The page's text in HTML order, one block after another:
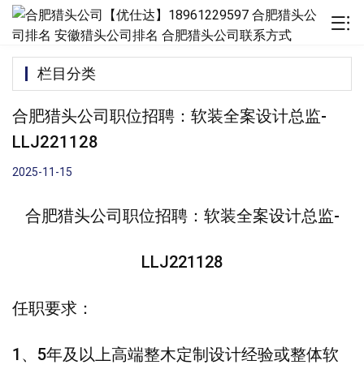
合肥猎头公司职位招聘：软装全案设计总监-
LLJ221128
2025-11-15
合肥猎头公司职位招聘：软装全案设计总监-
LLJ221128
任职要求：
1、5年及以上高端整木定制设计经验或整体软
栏目分类